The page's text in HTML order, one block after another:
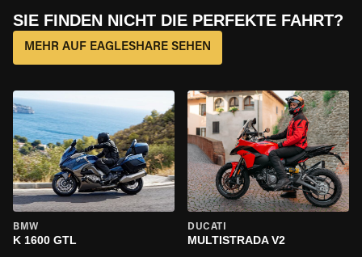
SIE FINDEN NICHT DIE PERFEKTE FAHRT?
MEHR AUF EAGLESHARE SEHEN
BMW
K 1600 GTL
DUCATI
MULTISTRADA V2